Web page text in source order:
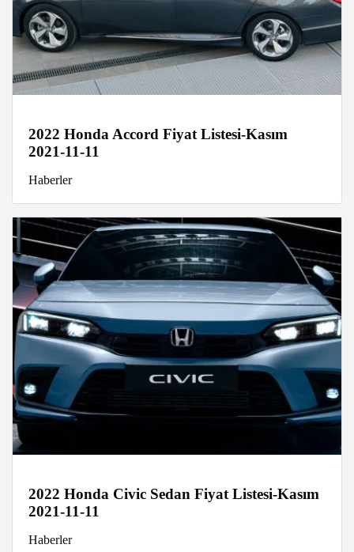
2022 Honda Accord Fiyat Listesi-Kasım
2021-11-11
Haberler
2022 Honda Civic Sedan Fiyat Listesi-Kasım
2021-11-11
Haberler